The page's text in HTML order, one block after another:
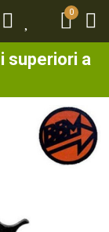
0
superiori a
0